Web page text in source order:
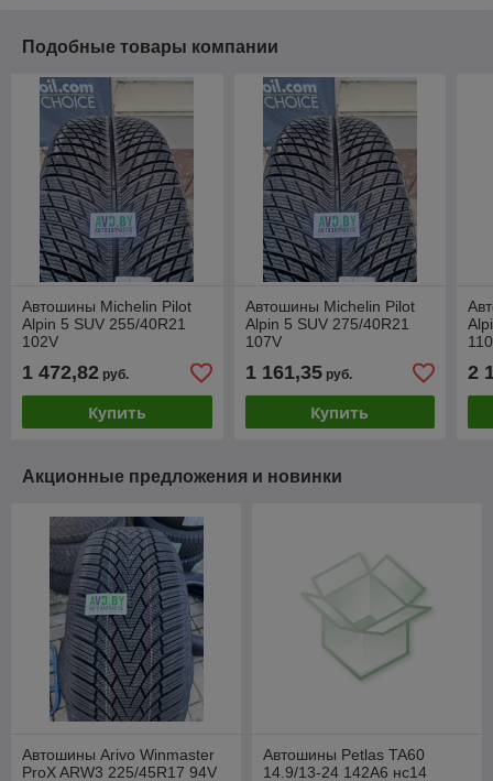
Подобные товары компании
Автошины Michelin Pilot
Alpin 5 SUV 255/40R21
102V
1 472,82 руб.
Купить
Автошины Michelin Pilot
Alpin 5 SUV 275/40R21
107V
1 161,35руб.
Купить
2
Акционные предложения и новинки
Автошины Arivo Winmaster
ProX ARW3 225/45R17 94V
Автошины Petlas TA60
14.9/13-24 142A6 нс14